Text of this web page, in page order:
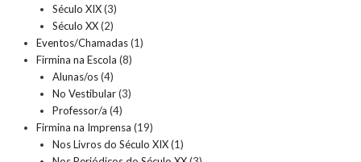
Século XIX(3)
Século XX(2)
Eventos/Chamadas(1)
Firmina na Escola (8)
Alunas/os(4)
No Vestibular(3)
Professor/a (4)
Firmina na Imprensa (19)
Nos Livros do Século XIX(1)